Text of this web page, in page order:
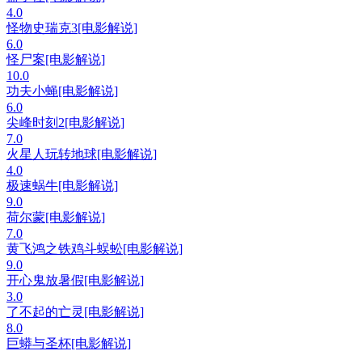
4.0
怪物史瑞克3[电影解说]
6.0
怪尸案[电影解说]
10.0
功夫小蝇[电影解说]
6.0
尖峰时刻2[电影解说]
7.0
火星人玩转地球[电影解说]
4.0
极速蜗牛[电影解说]
9.0
荷尔蒙[电影解说]
7.0
黄飞鸿之铁鸡斗蜈蚣[电影解说]
9.0
开心鬼放暑假[电影解说]
3.0
了不起的亡灵[电影解说]
8.0
巨蟒与圣杯[电影解说]